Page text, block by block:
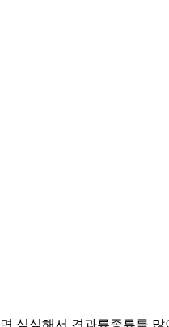
심해서 견과류종류를